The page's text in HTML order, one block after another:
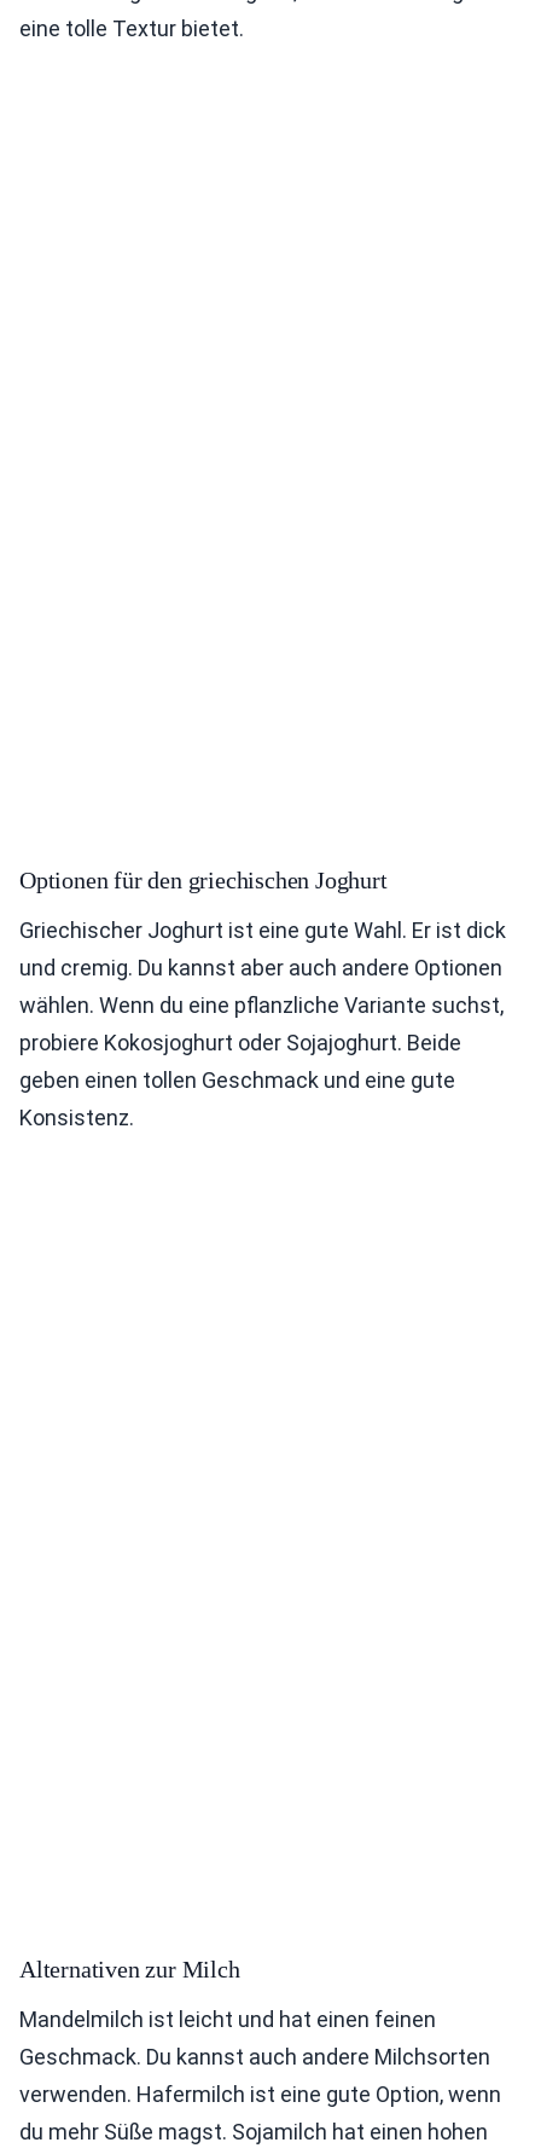
eine tolle Textur bietet.
Optionen für den griechischen Joghurt
Griechischer Joghurt ist eine gute Wahl. Er ist dick
und cremig. Du kannst aber auch andere Optionen
wählen. Wenn du eine pflanzliche Variante suchst,
probiere Kokosjoghurt oder Sojajoghurt. Beide
geben einen tollen Geschmack und eine gute
Konsistenz.
Alternativen zur Milch
Mandelmilch ist leicht und hat einen feinen
Geschmack. Du kannst auch andere Milchsorten
verwenden. Hafermilch ist eine gute Option, wenn
du mehr Süße magst. Sojamilch hat einen hohen